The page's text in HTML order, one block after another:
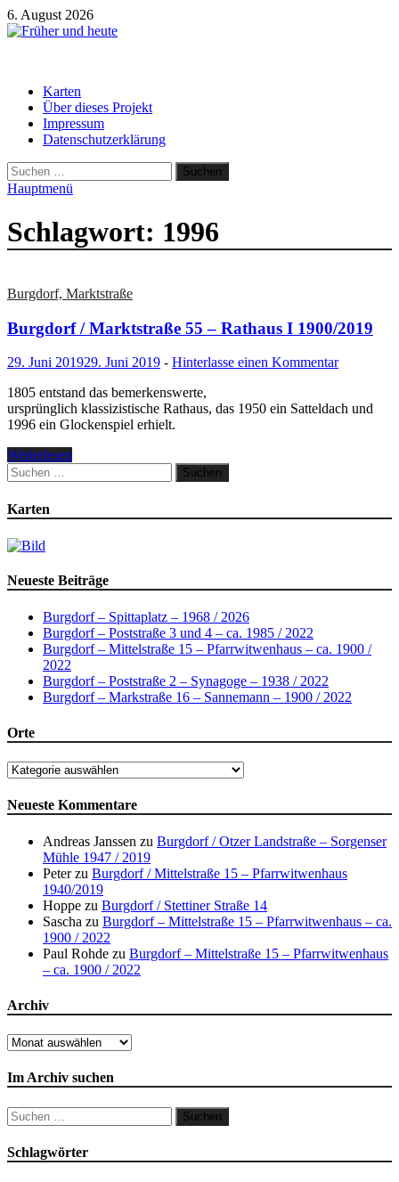
Zum
Inhalt
6. August 2026
Karten
Über dieses Projekt
Impressum
Datenschutzerklärung
Suchen
nach:
Hauptmenü
Schlagwort: 1996
Burgdorf, Marktstraße
Burgdorf / Marktstraße 55 – Rathaus I 1900/2019
29. Juni 201929. Juni 2019 - Hinterlasse einen Kommentar
1805 entstand das bemerkenswerte,
ursprünglich klassizistische Rathaus, das 1950 ein Satteldach und
1996 ein Glockenspiel erhielt.
Weiterlesen
Suchen
nach:
Karten
Neueste Beiträge
Burgdorf – Spittaplatz – 1968 / 2026
Burgdorf – Poststraße 3 und 4 – ca. 1985 / 2022
Burgdorf – Mittelstraße 15 – Pfarrwitwenhaus – ca. 1900 /
2022
Burgdorf – Poststraße 2 – Synagoge – 1938 / 2022
Burgdorf – Markstraße 16 – Sannemann – 1900 / 2022
Orte
Orte
Neueste Kommentare
Andreas Janssen zu Burgdorf / Otzer Landstraße – Sorgenser
Mühle 1947 / 2019
Peterzu Burgdorf / Mittelstraße 15 – Pfarrwitwenhaus
1940/2019
Hoppe zu Burgdorf / Stettiner Straße 14
Sascha zu Burgdorf – Mittelstraße 15 – Pfarrwitwenhaus – ca.
1900 / 2022
Paul Rohde zu Burgdorf – Mittelstraße 15 – Pfarrwitwenhaus
– ca. 1900 / 2022
Archiv
Archiv
Im Archiv suchen
Suchen
nach:
Schlagwörter